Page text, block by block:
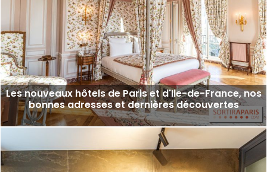
Les nouveaux hôtels de Paris et d'Ile-de-France, nos
bonnes adresses et dernières découvertes